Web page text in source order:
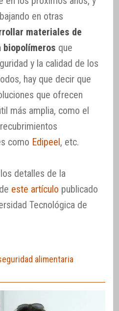
en otras
materiales de
biopolímeros que
y la calidad de los
hay que decir que
que ofrecen
más amplia, como el
como Edipeel, etc.
detalles de la
este artículo publicado
Tecnológica de
alimentaria